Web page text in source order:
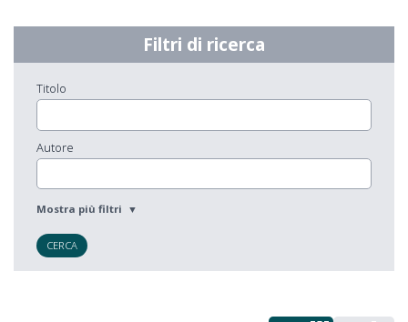
Filtri di ricerca
Titolo
Autore
CERCA